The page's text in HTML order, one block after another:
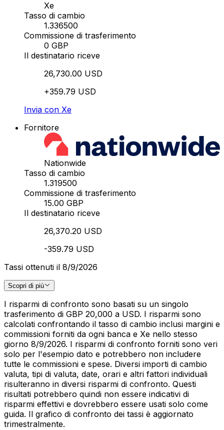
Xe
Tasso di cambio
1.336500
Commissione di trasferimento
0 GBP
Il destinatario riceve
26,730.00 USD
+359.79 USD
Invia con Xe
Fornitore
Nationwide
Tasso di cambio
1.319500
Commissione di trasferimento
15.00 GBP
Il destinatario riceve
26,370.20 USD
-359.79 USD
Tassi ottenuti il 8/9/2026
Scopri di più
I risparmi di confronto sono basati su un singolo
trasferimento di GBP 20,000 a USD. I risparmi sono
calcolati confrontando il tasso di cambio inclusi margini e
commissioni forniti da ogni banca e Xe nello stesso
giorno 8/9/2026. I risparmi di confronto forniti sono veri
solo per l'esempio dato e potrebbero non includere
tutte le commissioni e spese. Diversi importi di cambio
valuta, tipi di valuta, date, orari e altri fattori individuali
risulteranno in diversi risparmi di confronto. Questi
risultati potrebbero quindi non essere indicativi di
risparmi effettivi e dovrebbero essere usati solo come
guida. Il grafico di confronto dei tassi è aggiornato
trimestralmente.